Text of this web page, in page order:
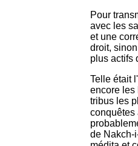
Pour
avec les
et une
droit,
plus actifs
Telle était
encore les
tribus les
conquêtes
de Nakch-